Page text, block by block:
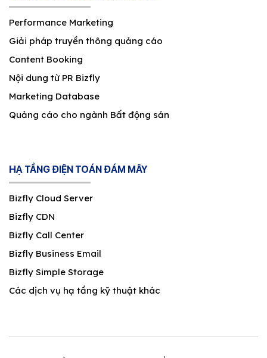
Performance Marketing
Giải pháp truyền thông quảng cáo
Content Booking
Nội dung từ PR Bizfly
Marketing Database
Quảng cáo cho ngành Bất động sản
HẠ TẦNG ĐIỆN TOÁN ĐÁM MÂY
Bizfly Cloud Server
Bizfly CDN
Bizfly Call Center
Bizfly Business Email
Bizfly Simple Storage
Các dịch vụ hạ tầng kỹ thuật khác